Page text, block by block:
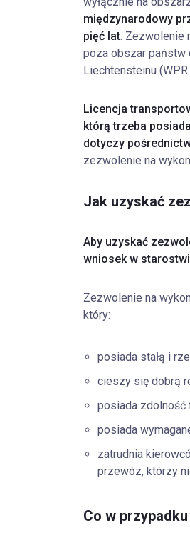
międzynarodowy
pięć lat. Zezwolenie
poza obszar państw
Liechtensteinu
Licencja
którą trzeba
dotyczy
zezwolenie na
Jak uzyskać
Aby uzyskać
wniosek w
Zezwolenie na
który:
posiada stałą i
cieszy się dobrą
posiada zdolność
posiada
zatrudnia
przewóz, którzy
Co w